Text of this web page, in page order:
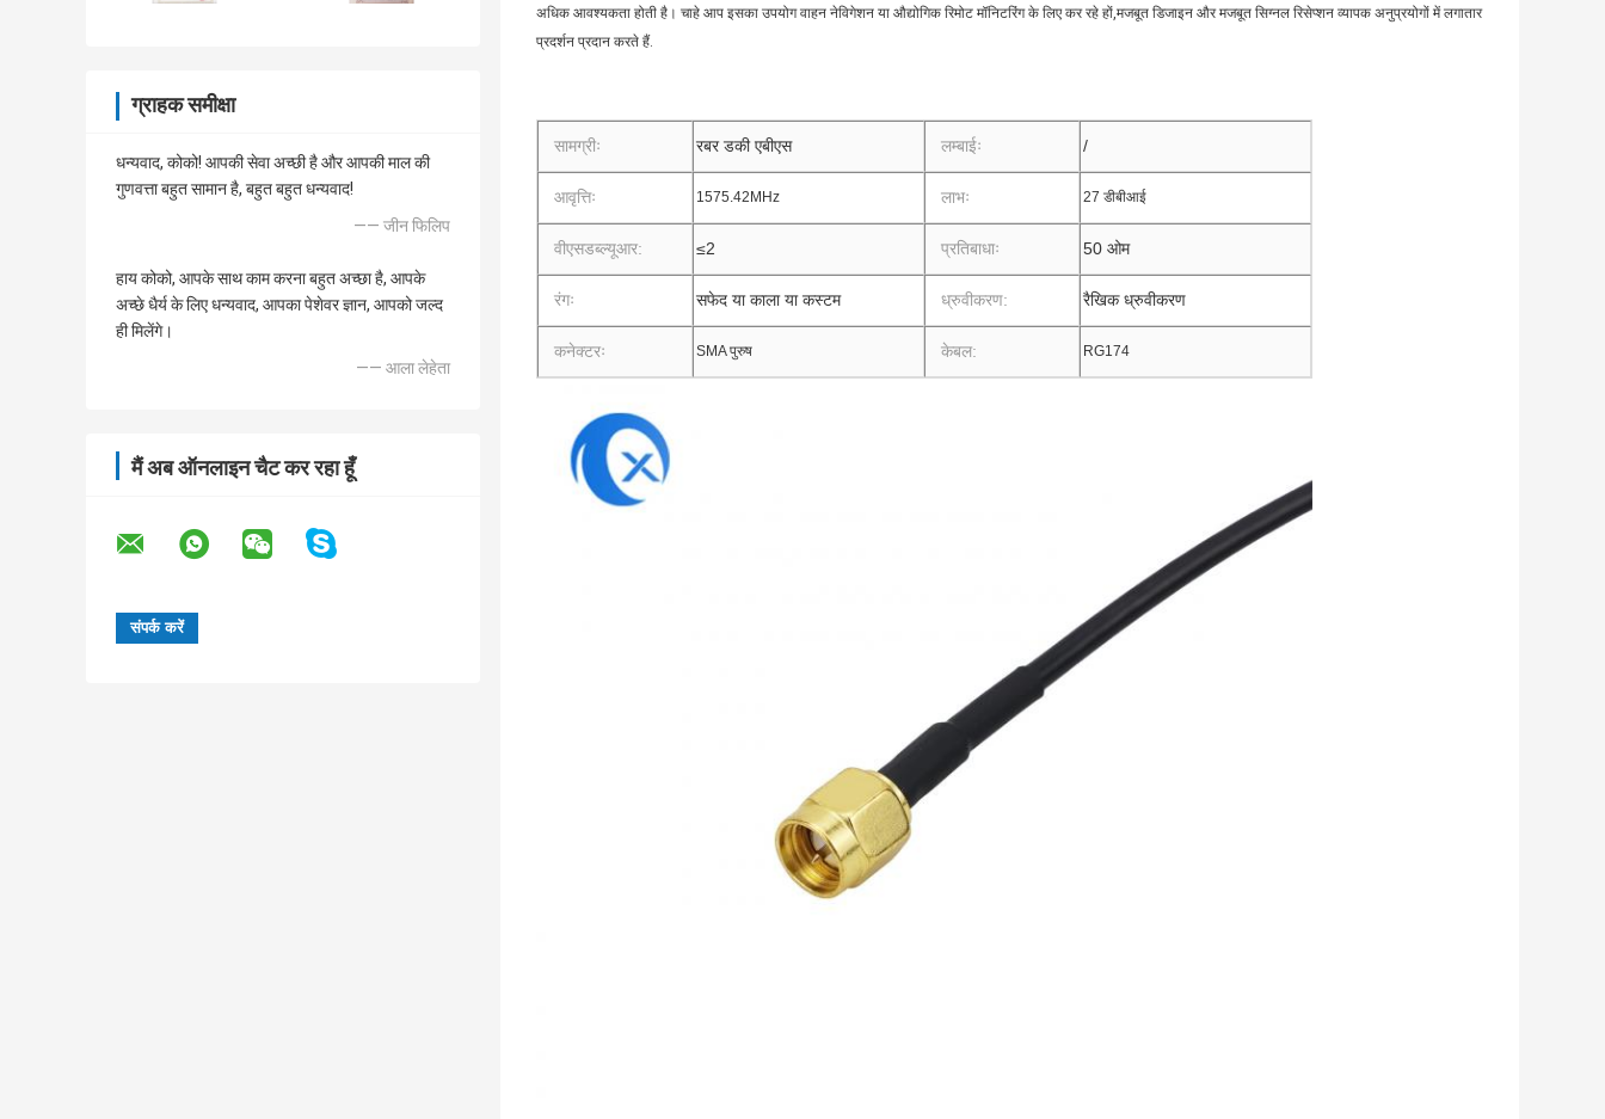
ग्राहक समीक्षा
धन्यवाद, कोको! आपकी सेवा अच्छी है और आपकी माल की
गुणवत्ता बहुत सामान है, बहुत बहुत धन्यवाद!
—— जीन फिलिप
हाय कोको, आपके साथ काम करना बहुत अच्छा है, आपके
अच्छे धैर्य के लिए धन्यवाद, आपका पेशेवर ज्ञान, आपको जल्द
ही मिलेंगे।
—— आला लेहेता
मैं अब ऑनलाइन चैट कर रहा हूँ
अधिक आवश्यकता होती है। चाहे आप इसका उपयोग वाहन नेविगेशन या औद्योगिक रिमोट मॉनिटरिंग के लिए कर रहे हों,मजबूत डिजाइन और मजबूत सिग्नल रिसेप्शन व्यापक अनुप्रयोगों में लगातार
प्रदर्शन प्रदान करते हैं.
सामग्रीः रबर डकी एबीएस लम्बाईः /
आवृत्तिः 1575.42MHz लाभः 27 डीबीआई
वीएसडब्ल्यूआर: ≤2 प्रतिबाधाः 50 ओम
रंगः सफेद या काला या कस्टम ध्रुवीकरण: रैखिक ध्रुवीकरण
कनेक्टरः SMA पुरुष केबल: RG174